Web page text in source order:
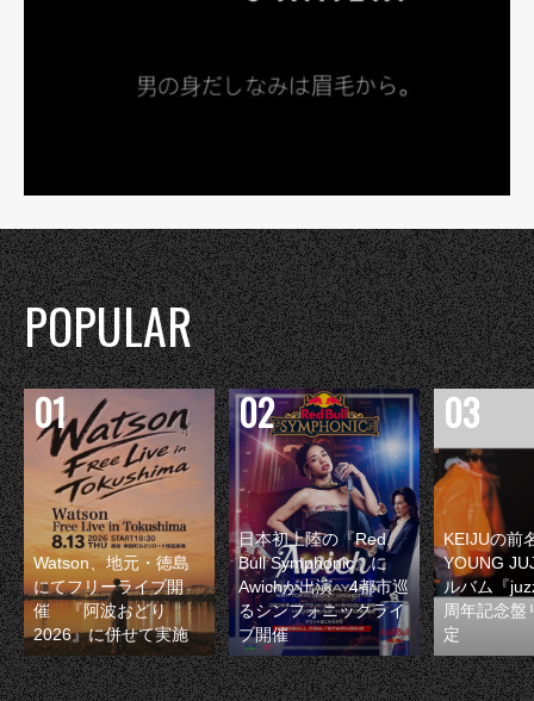
POPULAR
Watson、地元・徳島
にてフリーライブ開
催 『阿波おどり
2026』に併せて実施
日本初上陸の『Red
Bull Symphonic』に
Awichが出演 4都市巡
るシンフォニックライ
ブ開催
KEIJUの前
YOUNG
ルバム『
周年記念盤
定